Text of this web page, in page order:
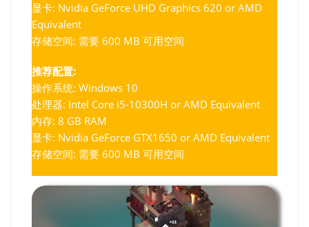
显卡: Nvidia GeForce UHD Graphics 620 or AMD
Equivalent
存储空间: 需要 600 MB 可用空间
推荐配置:
操作系统: Windows 10
处理器: Intel Core i5-10300H or AMD Equivalent
内存: 8 GB RAM
显卡: Nvidia GeForce GTX1650 or AMD Equivalent
存储空间: 需要 600 MB 可用空间